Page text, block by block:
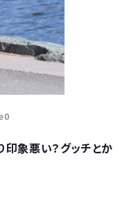
印象悪い？グッチとか